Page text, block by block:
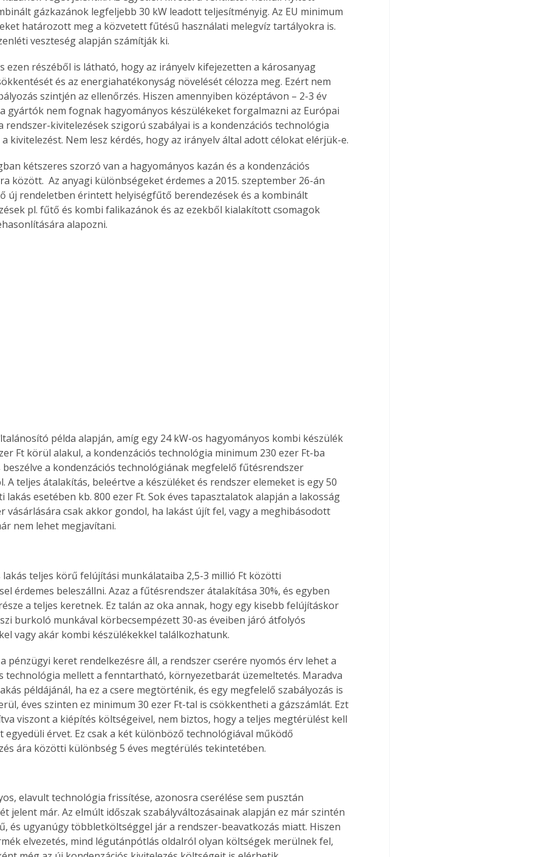
Bárhol,
élve
az
Gyógyító növények: a
természet kincsei az
gázkazánok legfeljebb 30 kW leadott teljesítményig. Az EU minimum
határozott meg a közvetett fűtésű használati melegvíz tartályokra is.
veszteség alapján számítják ki.
ezen részéből is látható, hogy az irányelv kifejezetten a károsanyag
és az energiahatékonyság növelését célozza meg. Ezért nem
szintjén az ellenőrzés. Hiszen amennyiben középtávon – 2-3 év
gyártók nem fognak hagyományos készülékeket forgalmazni az Európai
rendszer-kivitelezések szigorú szabályai is a kondenzációs technológia
kivitelezést. Nem lesz kérdés, hogy az irányelv által adott célokat elérjük-e.
kétszeres szorzó van a hagyományos kazán és a kondenzációs
között.  Az anyagi különbségeket érdemes a 2015. szeptember 26-án
új rendeletben érintett helyiségfűtő berendezések és a kombinált
pl. fűtő és kombi falikazánok és az ezekből kialakított csomagok
alapozni.
példa alapján, amíg egy 24 kW-os hagyományos kombi készülék
Ft körül alakul, a kondenzációs technológia minimum 230 ezer Ft-ba
beszélve a kondenzációs technológiának megfelelő fűtésrendszer
A teljes átalakítás, beleértve a készüléket és rendszer elemeket is egy 50
lakás esetében kb. 800 ezer Ft. Sok éves tapasztalatok alapján a lakosság
vásárlására csak akkor gondol, ha lakást újít fel, vagy a meghibásodott
nem lehet megjavítani.
lakás teljes körű felújítási munkálataiba 2,5-3 millió Ft közötti
érdemes beleszállni. Azaz a fűtésrendszer átalakítása 30%, és egyben
a teljes keretnek. Ez talán az oka annak, hogy egy kisebb felújításkor
burkoló munkával körbecsempézett 30-as éveiben járó átfolyós
vagy akár kombi készülékekkel találkozhatunk.
pénzügyi keret rendelkezésre áll, a rendszer cserére nyomós érv lehet a
technológia mellett a fenntartható, környezetbarát üzemeltetés. Maradva
példájánál, ha ez a csere megtörténik, és egy megfelelő szabályozás is
éves szinten ez minimum 30 ezer Ft-tal is csökkentheti a gázszámlát. Ezt
viszont a kiépítés költségeivel, nem biztos, hogy a teljes megtérülést kell
egyedüli érvet. Ez csak a két különböző technológiával működő
ára közötti különbség 5 éves megtérülés tekintetében.
elavult technológia frissítése, azonosra cserélése sem pusztán
jelent már. Az elmúlt időszak szabályváltozásainak alapján ez már szintén
és ugyanúgy többletköltséggel jár a rendszer-beavatkozás miatt. Hiszen
elvezetés, mind légutánpótlás oldalról olyan költségek merülnek fel,